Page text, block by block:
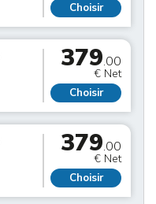
Choisir
379.00
€ Net
Choisir
379.00
€ Net
Choisir